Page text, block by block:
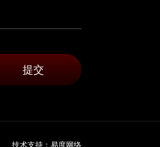
技术支持： 易度网络